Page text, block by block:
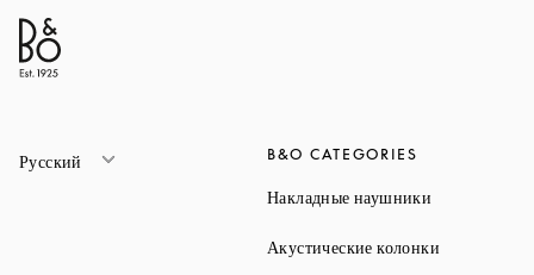
Русский B&O CATEGORIES
Накладные наушники
Акустические колонки